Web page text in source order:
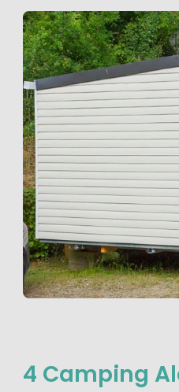
4 Camping